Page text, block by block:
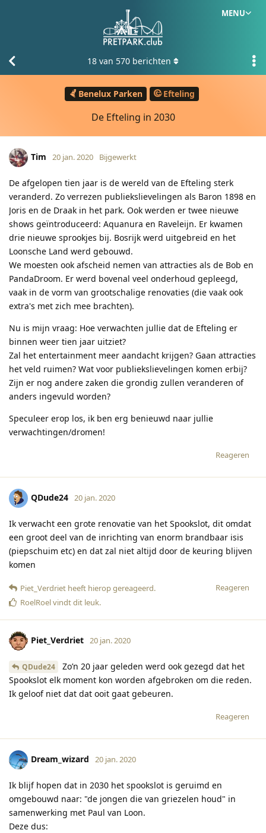
MENU
Benelux Parken Efteling
De Efteling in 2030
18 van 570 berichten
Tim 20 jan. 2020 Bijgewerkt
De afgelopen tien jaar is de wereld van de Efteling sterk
veranderd. Zo verrezen publiekslievelingen als Baron 1898 en
Joris en de Draak in het park. Ook werden er twee nieuwe
shows geïntroduceerd: Aquanura en Raveleijn. Er kwamen
drie nieuwe sprookjes bij. Bosrijk werd uitgebreid en het
Loonsche Land werd gebouwd.
We moesten ook afscheid nemen van attracties als de Bob en
PandaDroom. Er werd bovenal veel onderhoud gepleegd,
vaak in de vorm van grootschalige renovaties (die vaak ook
extra's met zich mee brachten).
Nu is mijn vraag: Hoe verwachten jullie dat de Efteling er
binnen weer tien jaar uitziet?
Zal het entertainment meer aandacht krijgen? Gaan attracties
het veld ruimen? Wat voor publiekslievelingen komen erbij?
Zijn er nog andere zaken die grondig zullen veranderen of
anders ingevuld worden?
Speculeer erop los, ik ben erg benieuwd naar jullie
verwachtingen/dromen!
Reageren
QDude24 20 jan. 2020
Ik verwacht een grote renovatie van het Spookslot, dit omdat
een groot deel van de inrichting van enorm brandbaar isis
(piepschuim etc) en dat zal niet altijd door de keuring blijven
komen
Reageren
Piet_Verdriet heeft hierop gereageerd.
RoelRoelvindt dit leuk.
Piet_Verdriet 20 jan. 2020
QDude24
Zo’n 20 jaar geleden werd ook gezegd dat het
Spookslot elk moment kon worden afgebroken om die reden.
Ik geloof niet dat dat ooit gaat gebeuren.
Reageren
Dream_wizard 20 jan. 2020
Ik blijf hopen dat in 2030 het spookslot is geruimd en
omgebouwd naar: "de jongen die van griezelen houd" in
samenwerking met Paul van Loon.
Deze dus: